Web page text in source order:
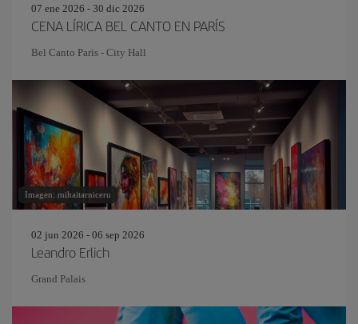
07 ene 2026 - 30 dic 2026
CENA LÍRICA BEL CANTO EN PARÍS
Bel Canto Paris - City Hall
Imagen: mihaitarniceru
02 jun 2026 - 06 sep 2026
Leandro Erlich
Grand Palais